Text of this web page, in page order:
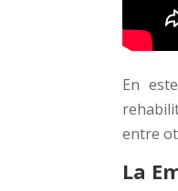
En
entre
La